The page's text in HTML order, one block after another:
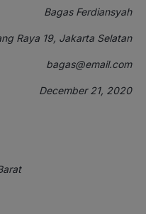
Bagas Ferdiansyah
Raya 19, Jakarta Selatan
bagas@email.com
December 21, 2020